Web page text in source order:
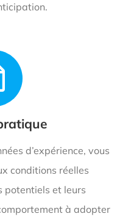
d’expérience, vous
conditions réelles
potentiels et leurs
à adopter